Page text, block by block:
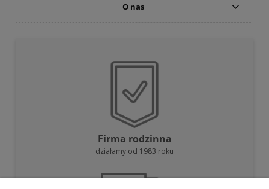
O nas
Firma rodzinna
działamy od 1983 roku